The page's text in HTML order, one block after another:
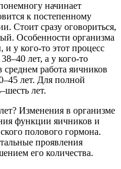
начинает
к постепенному
Стоит сразу оговориться,
Особенности организма
у кого-то этот процесс
лет, а у кого-то
работа яичников
лет. Для полной
лет.
Изменения в организме
функции яичников и
полового гормона.
проявления
его количества.